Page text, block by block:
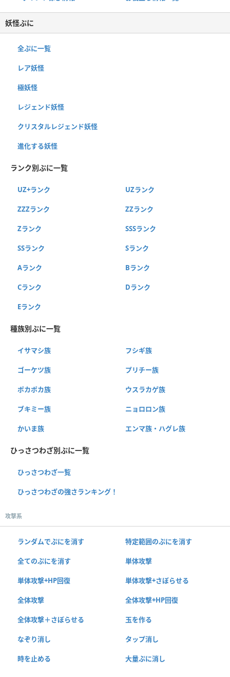
妖怪ぷに
全ぷに一覧
レア妖怪
極妖怪
レジェンド妖怪
クリスタルレジェンド妖怪
進化する妖怪
ランク別ぷに一覧
UZ+ランク UZランク
ZZZランク ZZランク
Zランク SSSランク
SSランク Sランク
Aランク Bランク
Cランク Dランク
Eランク
種族別ぷに一覧
イサマシ族 フシギ族
ゴーケツ族 プリチー族
ポカポカ族 ウスラカゲ族
ブキミー族 ニョロロン族
かいま族 エンマ族・ハグレ族
ひっさつわざ別ぷに一覧
ひっさつわざ一覧
ひっさつわざの強さランキング！
攻撃系
ランダムでぷにを消す 特定範囲のぷにを消す
全てのぷにを消す 単体攻撃
単体攻撃+HP回復 単体攻撃+さぼらせる
全体攻撃 全体攻撃+HP回復
全体攻撃＋さぼらせる 玉を作る
なぞり消し タップ消し
時を止める 大量ぷに消し